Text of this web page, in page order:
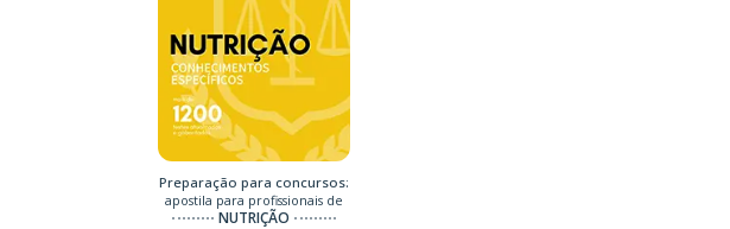
Preparação para concursos:
apostila para profissionais de
NUTRIÇÃO